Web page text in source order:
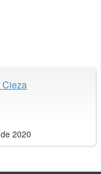
Cieza
2020